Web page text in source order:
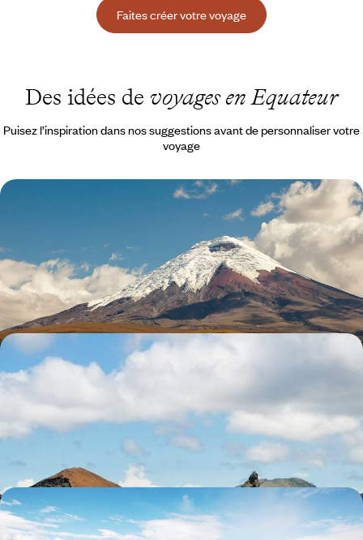
Faites créer votre voyage
Des idées de voyages en Equateur
Puisez l’inspiration dans nos suggestions avant de personnaliser votre
voyage
Volcans, Amazonie & Pacifique en famille -
L'Equateur pour terrain de jeux : de Quito aux volcans, de l'Amazonie
aux plages et îles du Pacifique
14 jours, de 3900 à 5200 €
Au large de l'Équateur - Après Quito, les Galápagos
d’île en île
Faire escale sur trois îles des Galápagos, y jouer les explorateurs dans
la nature sauvage, rencontrer les tortues géantes
12 jours, de 5700 à 7300 €
L'Equateur grandeur nature - Des Andes aux îles
Galápagos